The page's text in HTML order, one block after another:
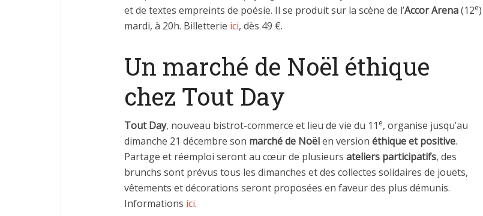
et de textes empreints de poésie. Il se produit sur la scène de l’Accor Arena(12e)
mardi, à 20h. Billetterie ici, dès 49 €.
Un marché de Noël éthique
chez Tout Day
Tout Day, nouveau bistrot-commerce et lieu de vie du 11 e, organise jusqu’au
dimanche 21 décembre son marché de Noëlen version éthique et positive.
Partage et réemploi seront au cœur de plusieurs ateliers participatifs, des
brunchs sont prévus tous les dimanches et des collectes solidaires de jouets,
vêtements et décorations seront proposées en faveur des plus démunis.
Informations ici.